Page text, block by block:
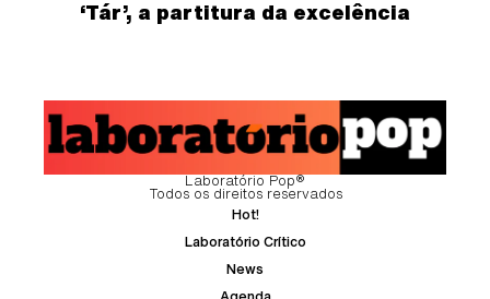
‘Tár’, a partitura da excelência
Laboratório Pop®
Todos os direitos reservados
Hot!
Laboratório Crítico
News
Agenda